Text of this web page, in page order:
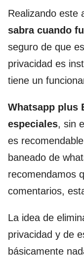
Realizando este
sabra cuando
seguro de que
privacidad es
tiene un
Whatsapp plus
especiales, sin
es
baneado de
recomendamos
comentarios,
La idea de
privacidad y de
básicamente